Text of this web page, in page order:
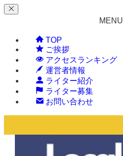
MENU
TOP
ご挨拶
アクセスランキング
運営者情報
ライター紹介
ライター募集
お問い合わせ